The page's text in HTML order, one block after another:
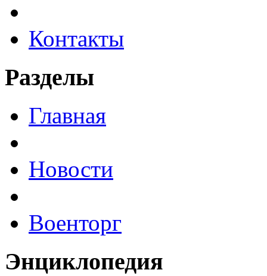
Контакты
Разделы
Главная
Новости
Военторг
Энциклопедия